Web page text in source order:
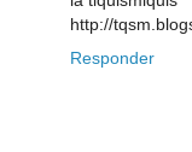
http://
Responder